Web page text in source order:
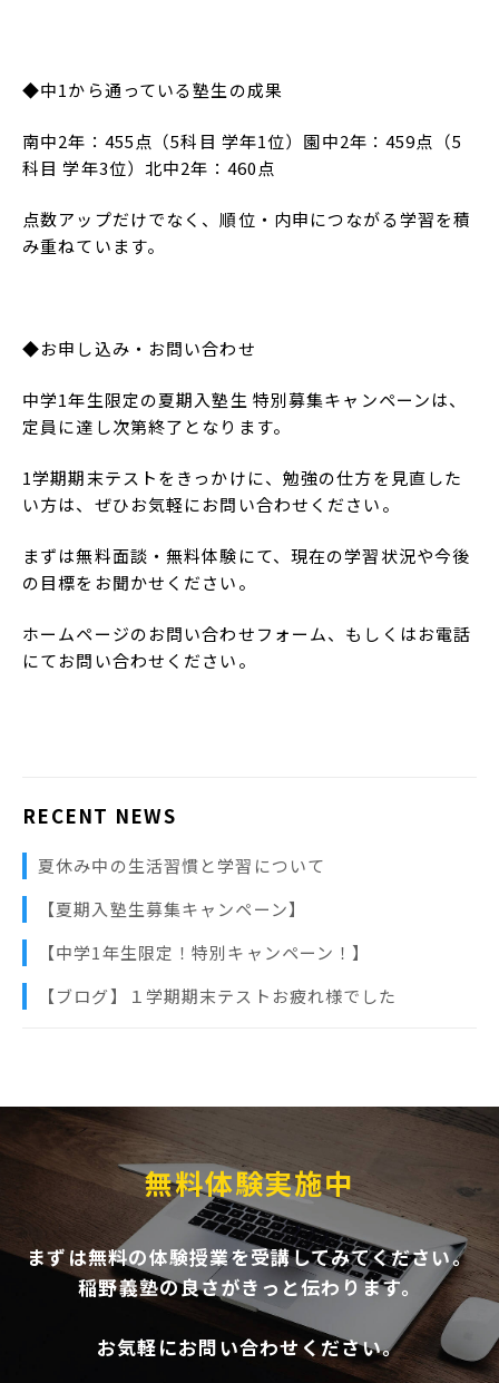
RECENT NEWS
夏休み中の生活習慣と学習について
【夏期入塾生募集キャンペーン】
【中学1年生限定！特別キャンペーン！】
【ブログ】１学期期末テストお疲れ様でした
◆中1から通っている塾生の成果
南中2年：455点（5科目 学年1位）園中2年：459点（5
科目 学年3位）北中2年：460点
点数アップだけでなく、順位・内申につながる学習を積
み重ねています。
◆お申し込み・お問い合わせ
中学1年生限定の夏期入塾生 特別募集キャンペーンは、
定員に達し次第終了となります。
1学期期末テストをきっかけに、勉強の仕方を見直した
い方は、ぜひお気軽にお問い合わせください。
まずは無料面談・無料体験にて、現在の学習状況や今後
の目標をお聞かせください。
ホームページのお問い合わせフォーム、もしくはお電話
にてお問い合わせください。
無料体験実施中
まずは無料の体験授業を受講してみてください。
稲野義塾の良さがきっと伝わります。
お気軽にお問い合わせください。